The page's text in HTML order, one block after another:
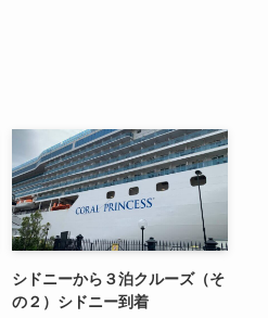
シドニーから３泊クルーズ（そ
の２）シドニー到着